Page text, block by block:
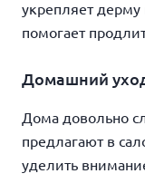
укрепляет дерму
помогает
Домашний
Дома довольно
предлагают в
уделить